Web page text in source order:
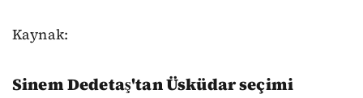
Kaynak:
Sinem Dedetaş'tan Üsküdar seçimi